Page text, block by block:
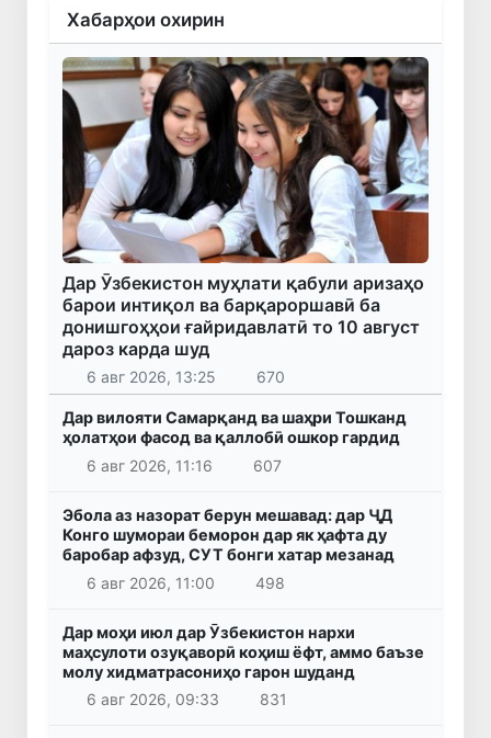
Хабарҳои охирин
Дар Ӯзбекистон муҳлати қабули аризаҳо
барои интиқол ва барқароршавӣ ба
донишгоҳҳои ғайридавлатӣ то 10 август
дароз карда шуд
6 авг 2026, 13:25 670
Дар вилояти Самарқанд ва шаҳри Тошканд
ҳолатҳои фасод ва қаллобӣ ошкор гардид
6 авг 2026, 11:16
607
Эбола аз назорат берун мешавад: дар ҶД
Конго шумораи беморон дар як ҳафта ду
баробар афзуд, СУТ бонги хатар мезанад
6 авг 2026, 11:00
498
Дар моҳи июл дар Ӯзбекистон нархи
маҳсулоти озуқаворӣ коҳиш ёфт, аммо баъзе
молу хидматрасониҳо гарон шуданд
6 авг 2026, 09:33
831